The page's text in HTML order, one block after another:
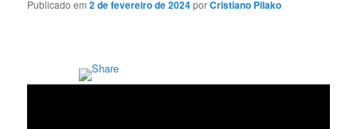
Publicado em2 de fevereiro de 2024porCristiano Pilako